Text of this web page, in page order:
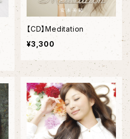
【CD】Meditation
¥3,300